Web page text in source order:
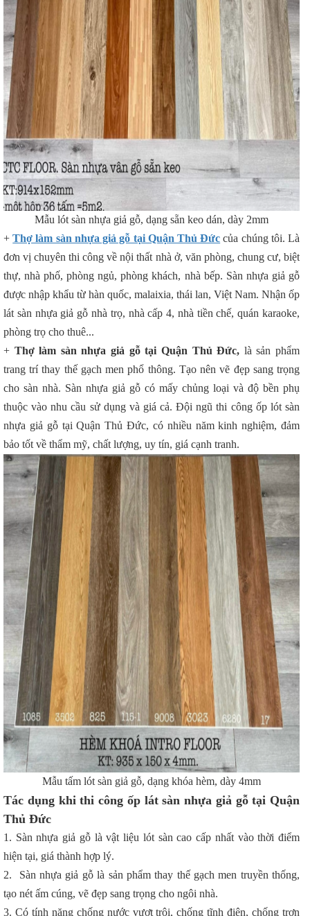
Mẫu lót sàn nhựa giả gỗ, dạng sẵn keo dán, dày 2mm
+Thợ làm sàn nhựa giả gỗ tại Quận Thủ Đức của chúng tôi. Là
đơn vị chuyên thi công về nội thất nhà ở, văn phòng, chung cư, biệt
thự, nhà phố, phòng ngủ, phòng khách, nhà bếp. Sàn nhựa giả gỗ
được nhập khẩu từ hàn quốc, malaixia, thái lan, Việt Nam. Nhận ốp
lát sàn nhựa giả gỗ nhà trọ, nhà cấp 4, nhà tiền chế, quán karaoke,
phòng trọ cho thuê...
+ Thợ làm sàn nhựa giả gỗ tại Quận Thủ Đức, là sản phẩm
trang trí thay thế gạch men phổ thông. Tạo nên vẽ đẹp sang trọng
cho sàn nhà. Sàn nhựa giả gỗ có mấy chủng loại và độ bền phụ
thuộc vào nhu cầu sử dụng và giá cả. Đội ngũ thi công ốp lót sàn
nhựa giả gỗ tại Quận Thủ Đức, có nhiều năm kinh nghiệm, đảm
bảo tốt về thẩm mỹ, chất lượng, uy tín, giá cạnh tranh.
Mẫu tấm lót sàn giả gỗ, dạng khóa hèm, dày 4mm
Tác dụng khi thi công ốp lát sàn nhựa giả gỗ tại Quận
Thủ Đức
1. Sàn nhựa giả gỗ là vật liệu lót sàn cao cấp nhất vào thời điểm
hiện tại, giá thành hợp lý.
2. Sàn nhựa giả gỗ là sản phẩm thay thế gạch men truyền thống,
tạo nét ấm cúng, vẽ đẹp sang trọng cho ngôi nhà.
3. Có tính năng chống nước vượt trội, chống tĩnh điện, chống trơn